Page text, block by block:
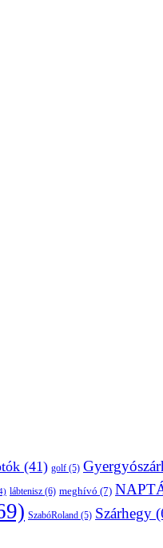
(41) golf (5)
lábtenisz (6) meghívó (7)
SzabóRoland (5) Szárhegy